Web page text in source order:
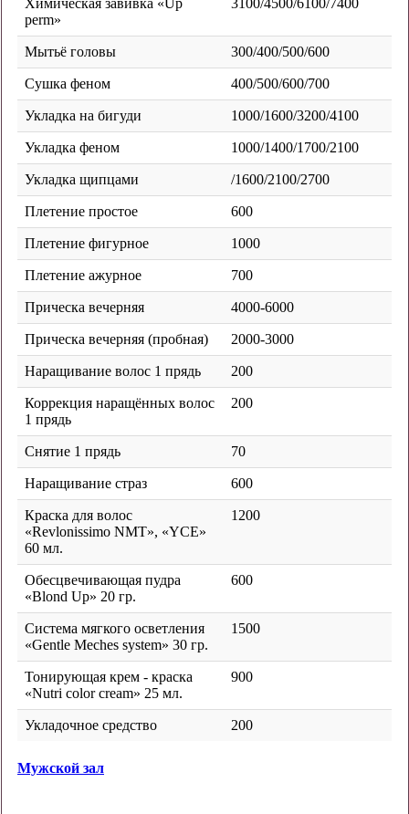
perm»
Мытьё головы 300/400/500/600
Сушка феном 400/500/600/700
Укладка на бигуди 1000/1600/3200/4100
Укладка феном 1000/1400/1700/2100
Укладка щипцами /1600/2100/2700
Плетение простое 600
Плетение фигурное 1000
Плетение ажурное 700
Прическа вечерняя 4000-6000
Прическа вечерняя (пробная) 2000-3000
Наращивание волос 1 прядь 200
Коррекция наращённых волос
1 прядь
200
Снятие 1 прядь 70
Наращивание страз 600
Краска для волос
«Revlonissimo NMT», «YCE»
60 мл.
1200
Обесцвечивающая пудра
«Blond Up» 20 гр.
600
Система мягкого осветления
«Gentle Meches system» 30 гр.
1500
Тонирующая крем - краска
«Nutri color cream» 25 мл.
900
Укладочное средство 200
Мужской зал